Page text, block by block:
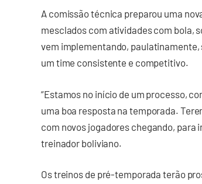
A comissão técnica preparou uma
mesclados com atividades com bola,
vem implementando,
um time consistente e competitivo.
“Estamos no início de um processo,
uma boa resposta na temporada.
com novos jogadores chegando, para
treinador boliviano.
Os treinos de pré-temporada terão